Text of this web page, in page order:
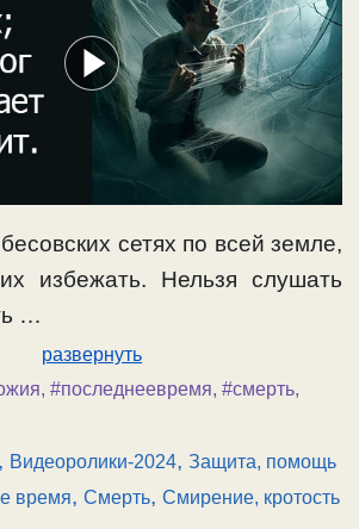
сетях по всей земле,
избежать. Нельзя слушать
…
развернуть
, #последнеевремя, #смерть,
, Видеоролики-2024,Защита, помощь
время, Смерть, Смирение, кротость